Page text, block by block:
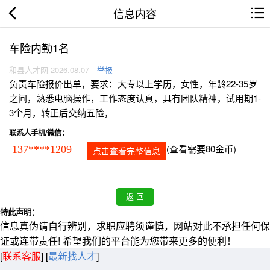
信息内容
车险内勤1名
和县人才网 2026.08.07 举报
负责车险报价出单，要求：大专以上学历，女性，年龄22-35岁
之间，熟悉电脑操作，工作态度认真，具有团队精神，试用期1-
3个月，转正后交纳五险，
联系人手机/微信：
137****1209 点击查看完整信息 (查看需要80金币)
特此声明：
信息真伪请自行辨别，求职应聘须谨慎，网站对此不承担任何保
证或连带责任! 希望我们的平台能为您带来更多的便利！
[联系客服] [最新找人才]